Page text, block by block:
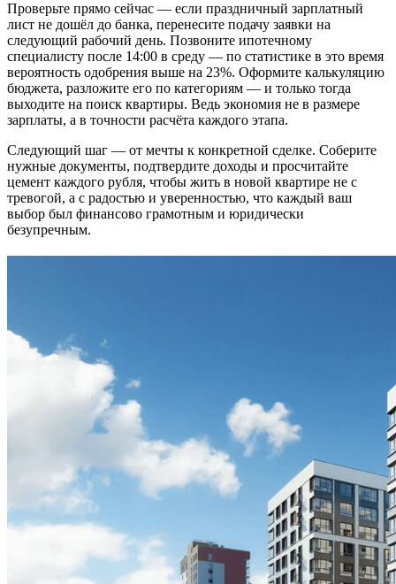
Проверьте прямо сейчас — если праздничный зарплатный
лист не дошёл до банка, перенесите подачу заявки на
следующий рабочий день. Позвоните ипотечному
специалисту после 14:00 в среду — по статистике в это время
вероятность одобрения выше на 23%. Оформите калькуляцию
бюджета, разложите его по категориям — и только тогда
выходите на поиск квартиры. Ведь экономия не в размере
зарплаты, а в точности расчёта каждого этапа.
Следующий шаг — от мечты к конкретной сделке. Соберите
нужные документы, подтвердите доходы и просчитайте
цемент каждого рубля, чтобы жить в новой квартире не с
тревогой, а с радостью и уверенностью, что каждый ваш
выбор был финансово грамотным и юридически
безупречным.